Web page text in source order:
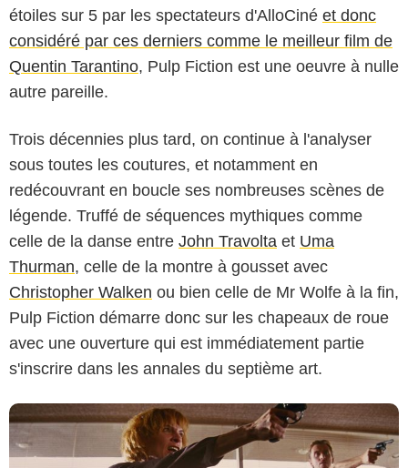
étoiles sur 5 par les spectateurs d'AlloCiné et donc
considéré par ces derniers comme le meilleur film de
Quentin Tarantino, Pulp Fiction est une oeuvre à nulle
autre pareille.
Trois décennies plus tard, on continue à l'analyser
sous toutes les coutures, et notamment en
redécouvrant en boucle ses nombreuses scènes de
légende. Truffé de séquences mythiques comme
celle de la danse entre John Travolta et Uma
Thurman, celle de la montre à gousset avec
Christopher Walken ou bien celle de Mr Wolfe à la fin,
Pulp Fiction démarre donc sur les chapeaux de roue
avec une ouverture qui est immédiatement partie
s'inscrire dans les annales du septième art.